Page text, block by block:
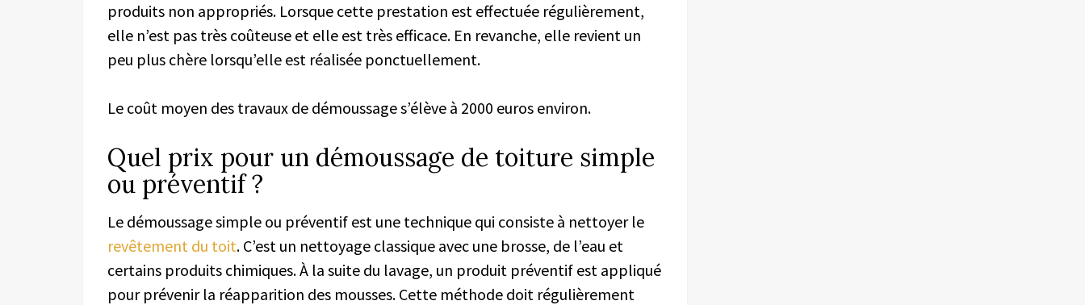
produits non appropriés. Lorsque cette prestation est effectuée régulièrement,
elle n’est pas très coûteuse et elle est très efficace. En revanche, elle revient un
peu plus chère lorsqu’elle est réalisée ponctuellement.
Le coût moyen des travaux de démoussage s’élève à 2000 euros environ.
Quel prix pour un démoussage de toiture simple
ou préventif ?
Le démoussage simple ou préventif est une technique qui consiste à nettoyer le
revêtement du toit. C’est un nettoyage classique avec une brosse, de l’eau et
certains produits chimiques. À la suite du lavage, un produit préventif est appliqué
pour prévenir la réapparition des mousses. Cette méthode doit régulièrement